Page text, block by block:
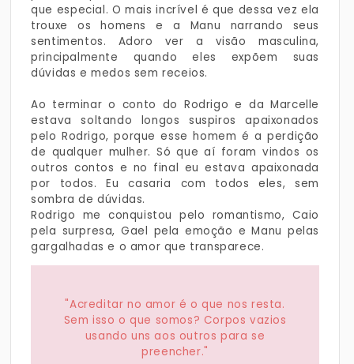
que especial. O mais incrível é que dessa vez ela
trouxe os homens e a Manu narrando seus
sentimentos. Adoro ver a visão masculina,
principalmente quando eles expõem suas
dúvidas e medos sem receios.
Ao terminar o conto do Rodrigo e da Marcelle
estava soltando longos suspiros apaixonados
pelo Rodrigo, porque esse homem é a perdição
de qualquer mulher. Só que aí foram vindos os
outros contos e no final eu estava apaixonada
por todos. Eu casaria com todos eles, sem
sombra de dúvidas.
Rodrigo me conquistou pelo romantismo, Caio
pela surpresa, Gael pela emoção e Manu pelas
gargalhadas e o amor que transparece.
"Acreditar no amor é o que nos resta.
Sem isso o que somos? Corpos vazios
usando uns aos outros para se
preencher."